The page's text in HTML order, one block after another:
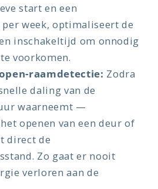
start en een
week, optimaliseert de
inschakeltijd om onnodig
voorkomen.
raamdetectie: Zodra
daling van de
waarneemt —
openen van een deur of
direct de
Zo gaat er nooit
verloren aan de